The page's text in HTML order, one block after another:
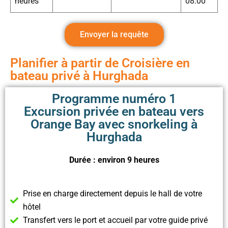
Envoyer la requête
Planifier à partir de Croisière en
bateau privé à Hurghada
Programme numéro 1
Excursion privée en bateau vers
Orange Bay avec snorkeling à
Hurghada
Durée : environ 9 heures
Prise en charge directement depuis le hall de votre
hôtel
Transfert vers le port et accueil par votre guide privé